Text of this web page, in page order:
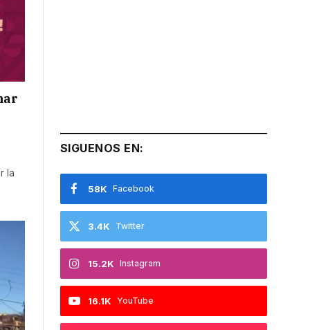
la
SIGUENOS EN:
Facebook
58K
Twitter
3.4K
Instagram
15.2K
YouTube
16.1K